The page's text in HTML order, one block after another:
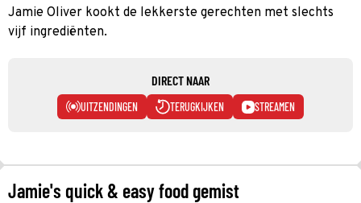
Jamie Oliver kookt de lekkerste gerechten met slechts
vijf ingrediënten.
DIRECT NAAR
UITZENDINGEN TERUGKIJKEN STREAMEN
Jamie's quick & easy food gemist